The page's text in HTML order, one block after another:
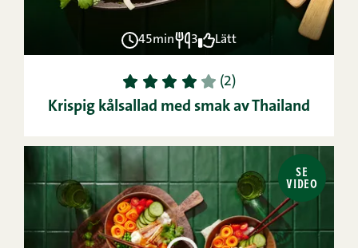
45min 3 Lätt
1 2 3 4 5 (2)
Krispig kålsallad med smak av Thailand
SE
VIDEO